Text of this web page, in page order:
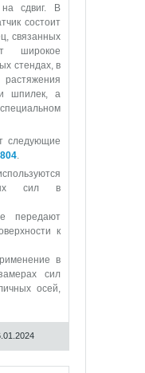
на сдвиг. В
состоит
связанных
широкое
стендах, в
шпилек, а
следующие
.
сил в
передают
к
в
сил
осей,